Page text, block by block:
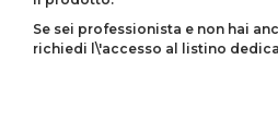
Se sei professionista e non hai
richiedi l\'accesso al listino